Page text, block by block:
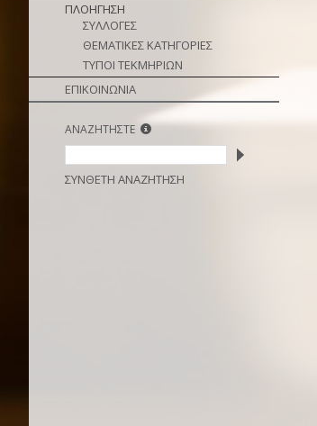
ΠΛΟΗΓΗΣΗ
ΣΥΛΛΟΓΕΣ
ΘΕΜΑΤΙΚΕΣ ΚΑΤΗΓΟΡΙΕΣ
ΤΥΠΟΙ ΤΕΚΜΗΡΙΩΝ
ΕΠΙΚΟΙΝΩΝΙΑ
ΑΝΑΖΗΤΗΣΤΕ
ΣΥΝΘΕΤΗ ΑΝΑΖΗΤΗΣΗ